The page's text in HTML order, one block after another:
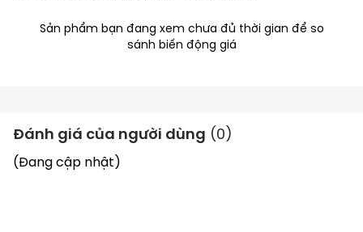
Sản phẩm bạn đang xem chưa đủ thời gian để so
sánh biến động giá
Đánh giá của người dùng (0 )
(Đang cập nhật)